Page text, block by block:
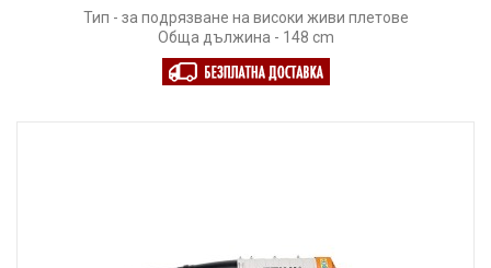
Тип - за подрязване на високи живи плетове
Обща дължина - 148 cm